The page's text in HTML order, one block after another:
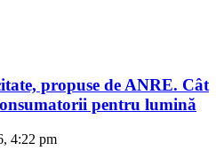
propuse de ANRE. Cât
pentru lumină
4:22 pm